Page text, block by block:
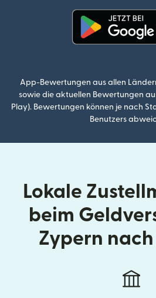
App-Bewertungen aus allen
sowie die aktuellen Bewertungen
Play). Bewertungen können je nach
Benutzers
Lokale
beim
Zypern